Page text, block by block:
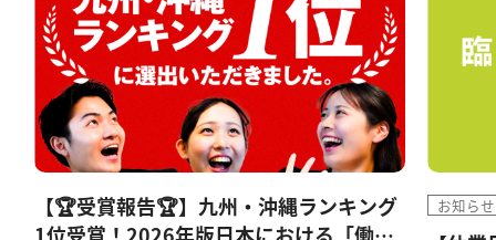
お知らせ
【メ